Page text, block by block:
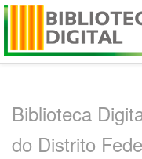
Skip
Biblioteca
do Distrito